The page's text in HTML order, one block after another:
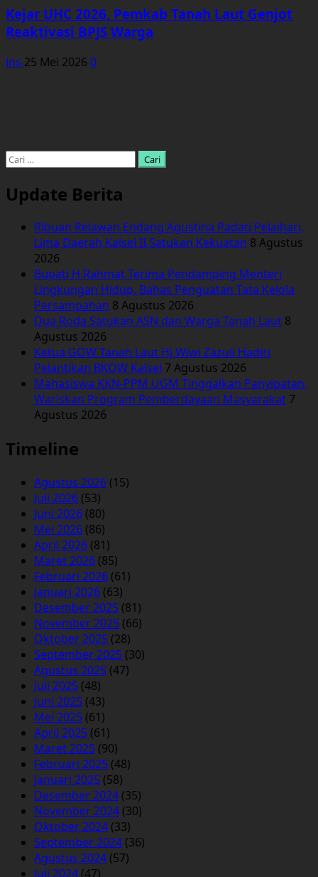
Kejar UHC 2026, Pemkab Tanah Laut Genjot
Reaktivasi BPJS Warga
Ins 25 Mei 2026 0
Cari
untuk:
Update Berita
Ribuan Relawan Endang Agustina Padati Pelaihari,
Lima Daerah Kalsel II Satukan Kekuatan 8 Agustus
2026
Bupati H Rahmat Terima Pendamping Menteri
Lingkungan Hidup, Bahas Penguatan Tata Kelola
Persampahan 8 Agustus 2026
Dua Roda Satukan ASN dan Warga Tanah Laut 8
Agustus 2026
Ketua GOW Tanah Laut Hj Wiwi Zazuli Hadiri
Pelantikan BKOW Kalsel 7 Agustus 2026
Mahasiswa KKN-PPM UGM Tinggalkan Panyipatan,
Wariskan Program Pemberdayaan Masyarakat 7
Agustus 2026
Timeline
Agustus 2026 (15)
Juli 2026 (53)
Juni 2026 (80)
Mei 2026 (86)
April 2026 (81)
Maret 2026 (85)
Februari 2026 (61)
Januari 2026 (63)
Desember 2025 (81)
November 2025 (66)
Oktober 2025 (28)
September 2025 (30)
Agustus 2025 (47)
Juli 2025 (48)
Juni 2025 (43)
Mei 2025 (61)
April 2025 (61)
Maret 2025 (90)
Februari 2025 (48)
Januari 2025 (58)
Desember 2024 (35)
November 2024 (30)
Oktober 2024 (33)
September 2024 (36)
Agustus 2024 (57)
Juli 2024 (47)